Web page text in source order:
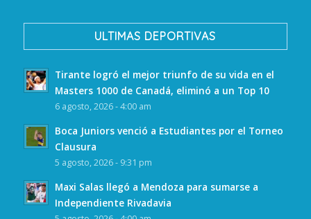
ULTIMAS DEPORTIVAS
Tirante logró el mejor triunfo de su vida en el
Masters 1000 de Canadá, eliminó a un Top 10
6 agosto, 2026 - 4:00 am
Boca Juniors venció a Estudiantes por el Torneo
Clausura
5 agosto, 2026 - 9:31 pm
Maxi Salas llegó a Mendoza para sumarse a
Independiente Rivadavia